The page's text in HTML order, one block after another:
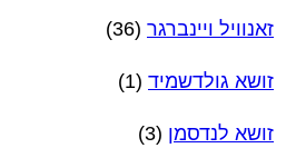
זאנוויל ויינברגר (36)
זושא גולדשמיד (1)
זושא לנדסמן (3)